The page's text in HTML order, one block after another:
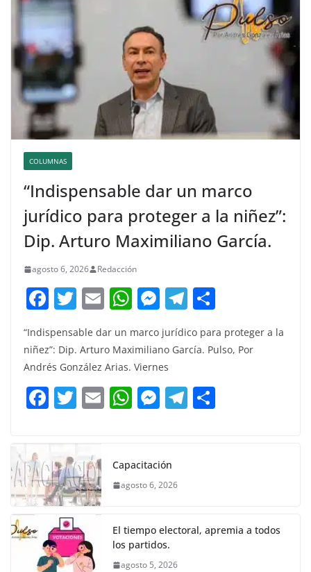
COLUMNAS
“Indispensable dar un marco
jurídico para proteger a la niñez”:
Dip. Arturo Maximiliano García.
agosto 6, 2026 Redacción
F
c
e
b
o
k
T
w
itt
er
E
ai
l
W
at
s
A
p
M
e
ss
e
n
g
T
e
a
m
m
“Indispensable dar un marco jurídico para proteger a la
niñez”: Dip. Arturo Maximiliano García. Pulso, Por
Andrés González Arias. Viernes
F
c
e
b
o
o
k
T
itt
er
E W
s
A
p
M
e
n
er
T
Capacitación
agosto 6, 2026
El tiempo electoral, apremia a todos
los partidos.
agosto 5, 2026